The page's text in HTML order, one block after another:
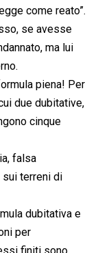
come reato”.
se avesse
ma lui
piena! Per
due dubitative,
cinque
falsa
terreni di
dubitativa e
per